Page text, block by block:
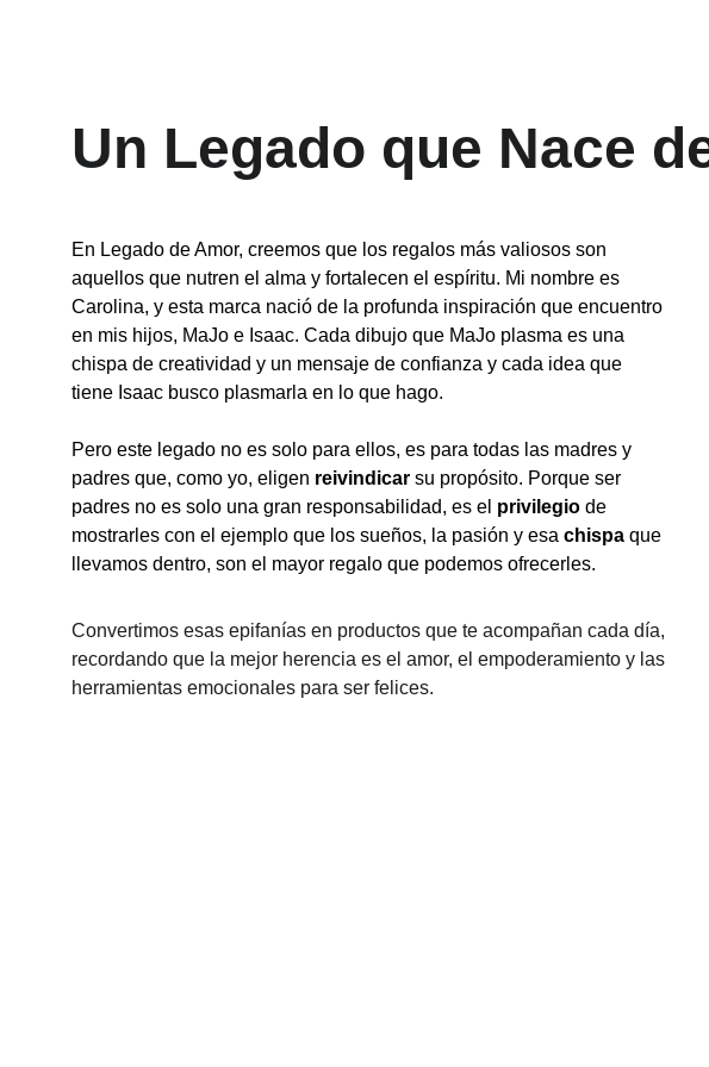
Un Legado que Nace
En Legado de Amor, creemos que los regalos más valiosos son
aquellos que nutren el alma y fortalecen el espíritu. Mi nombre es
Carolina, y esta marca nació de la profunda inspiración que encuentro
en mis hijos, MaJo e Isaac. Cada dibujo que MaJo plasma es una
chispa de creatividad y un mensaje de confianza y cada idea que
tiene Isaac busco plasmarla en lo que hago.
Pero este legado no es solo para ellos, es para todas las madres y
padres que, como yo, eligen reivindicar su propósito. Porque ser
padres no es solo una gran responsabilidad, es el privilegio de
mostrarles con el ejemplo que los sueños, la pasión y esa chispa que
llevamos dentro, son el mayor regalo que podemos ofrecerles.
Convertimos esas epifanías en productos que te acompañan cada día,
recordando que la mejor herencia es el amor, el empoderamiento y las
herramientas emocionales para ser felices.